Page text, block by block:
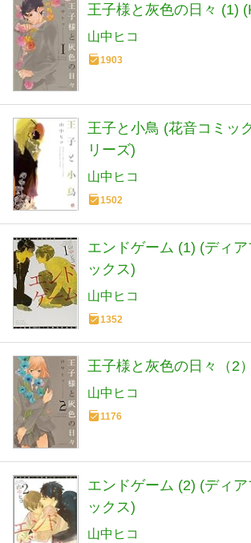
王子様と灰色の日々 (1)
山中ヒコ
1903
王子と小鳥 (花音コミッ
リーズ)
山中ヒコ
1502
エンドゲーム (1) (ディア
ックス)
山中ヒコ
1352
王子様と灰色の日々（2
山中ヒコ
1176
エンドゲーム (2) (ディア
ックス)
山中ヒコ